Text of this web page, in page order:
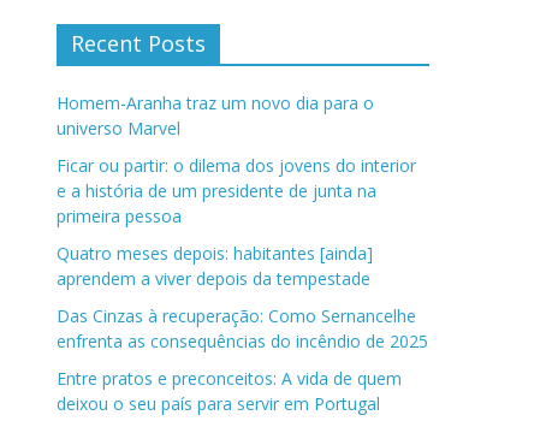
Recent Posts
Homem-Aranha traz um novo dia para o
universo Marvel
Ficar ou partir: o dilema dos jovens do interior
e a história de um presidente de junta na
primeira pessoa
Quatro meses depois: habitantes [ainda]
aprendem a viver depois da tempestade
Das Cinzas à recuperação: Como Sernancelhe
enfrenta as consequências do incêndio de 2025
Entre pratos e preconceitos: A vida de quem
deixou o seu país para servir em Portugal